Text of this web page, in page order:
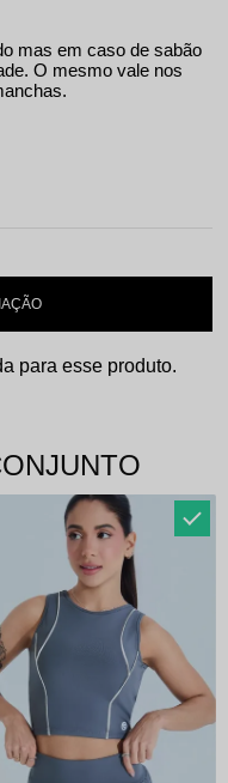
mas em caso de sabão
O mesmo vale nos
para esse produto.